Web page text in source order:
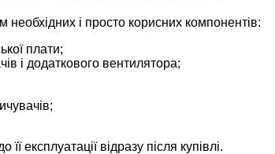
і просто корисних компонентів:
плати;
і додаткового вентилятора;
експлуатації відразу після купівлі.